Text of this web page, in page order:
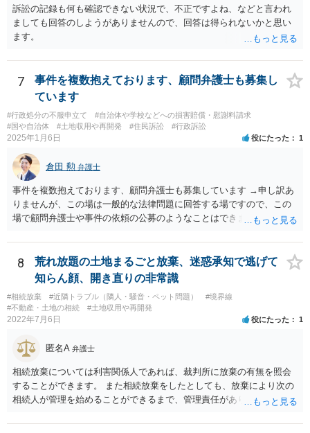
訴訟の記録も何も確認できない状況で、不正ですよね、などと言われ
ましても回答のしようがありませんので、回答は得られないかと思い
ます。
7
事件を複数抱えております、顧問弁護士も募集し
ています
#行政処分の不服申立て
#自治体や学校などへの損害賠償・慰謝料請求
#国や自治体
#土地収用や再開発 #住民訴訟 #行政訴訟
2025年1月6日 役にたった 1
倉田 勲 弁護士
事件を複数抱えております、顧問弁護士も募集しています →申し訳あ
りませんが、この場は一般的な法律問題に回答する場ですので、この
場で顧問弁護士や事件の依頼の公募のようなことはできません。 顧問
相談の弁護士検索で検索の上、個別にお問い合わせください。
8
荒れ放題の土地まるごと放棄、迷惑承知で逃げて
知らん顔、開き直りの非常識
#相続放棄 #近隣トラブル（隣人・騒音・ペット問題）
#境界線
#不動産・土地の相続
#土地収用や再開発
2022年7月6日 役にたった 1
匿名A 弁護士
相続放棄については利害関係人であれば、裁判所に放棄の有無を照会
することができます。 また相続放棄をしたとしても、放棄により次の
相続人が管理を始めることができるまで、管理責任があります。 相続
所に申し立てることができます（ただし、相当程度の予納金がかかり